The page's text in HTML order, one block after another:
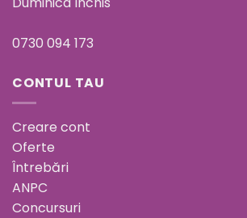
0730 094 173
CONTUL TAU
Creare cont
Oferte
Întrebări
ANPC
Concursuri